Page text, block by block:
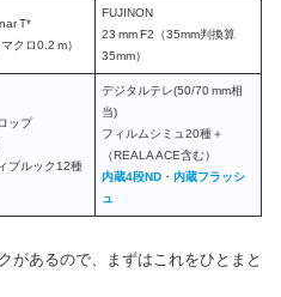
T*
クロ0.2 m）
FUJINON
23 mm F2（35mm判換算
35mm）
ップ
ブルック12種
デジタルテレ(50/70 mm相
当)
フィルムシミュ20種＋
（REALA ACE含む）
内蔵4段ND ・ 内蔵フラッシ
ュ
があるので、まずはこれをひとまと